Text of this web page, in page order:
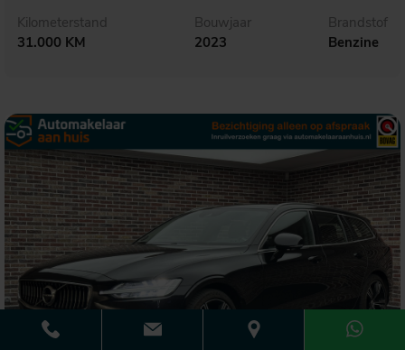
Kilometerstand
31.000 KM
Bouwjaar
2023
Brandstof
Benzine